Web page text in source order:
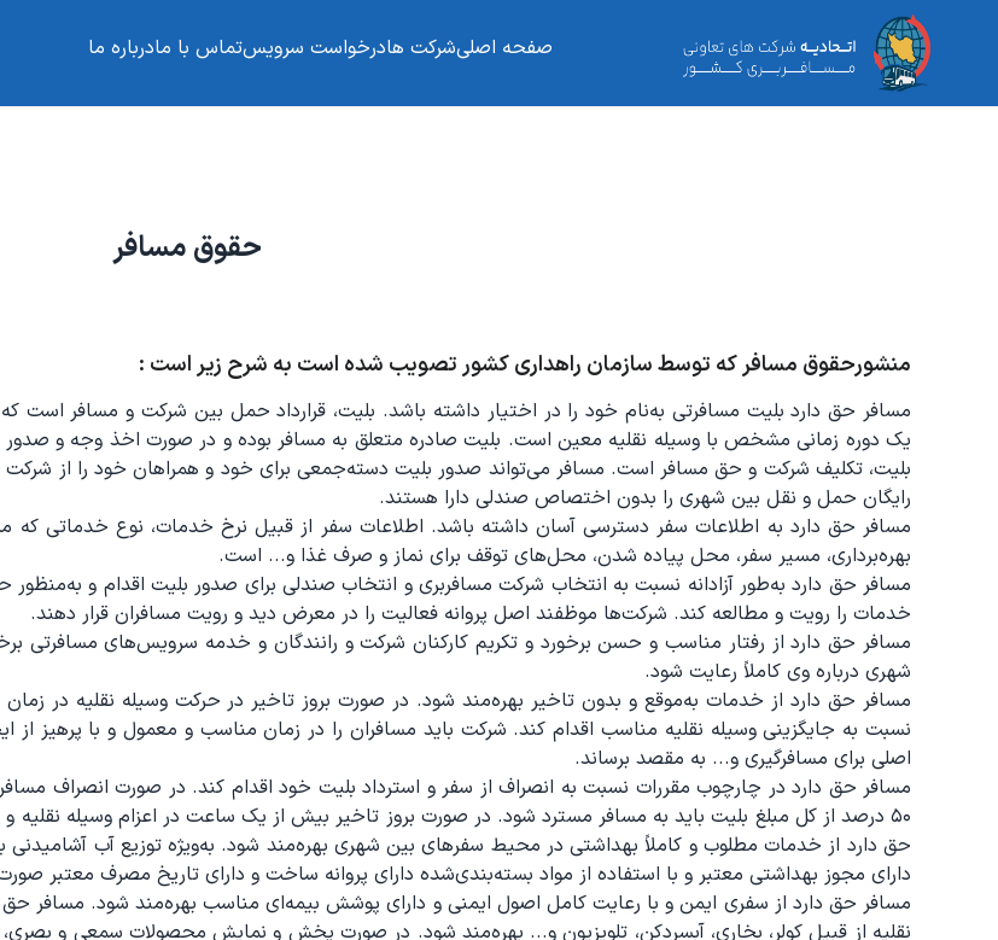
صفحه اصلیشرکت هادرخواست سرویستماس با مادرباره ما
حقوق مسافر
منشورحقوق مسافر که توسط سازمان راهداری کشور تصویب شده است به شرح زیر است :
مسافر حق دارد بلیت مسافرتی به‌نام خود را در اختیار داشته باشد. بلیت، قرارداد حمل بین شرکت و مسافر
یک دوره زمانی مشخص با وسیله نقلیه معین است. بلیت صادره متعلق به مسافر بوده و در صورت اخذ وجه و
رایگان حمل و نقل بین شهری را بدون اختصاص صندلی دارا هستند.
مسافر حق دارد به اطلاعات سفر دسترسی آسان داشته باشد. اطلاعات سفر از قبیل نرخ خدمات، نوع خدماتی که
بهره‌برداری، مسیر سفر، محل پیاده شدن، محل‌های توقف برای نماز و صرف غذا و... است.
مسافر حق دارد به‌طور آزادانه نسبت به انتخاب شرکت مسافربری و انتخاب صندلی برای صدور بلیت اقدام و به‌منظور
خدمات را رویت و مطالعه کند. شرکت‌ها موظفند اصل پروانه فعالیت را در معرض دید و رویت مسافران قرار دهند.
مسافر حق دارد از رفتار مناسب و حسن برخورد و تکریم کارکنان شرکت و رانندگان و خدمه سرویس‌های مسافرتی
شهری درباره وی کاملاً رعایت شود.
مسافر حق دارد از خدمات به‌موقع و بدون تاخیر بهره‌مند شود. در صورت بروز تاخیر در حرکت وسیله نقلیه در
نسبت به جایگزینی وسیله نقلیه مناسب اقدام کند. شرکت باید مسافران را در زمان مناسب و معمول و با پرهیز
اصلی برای مسافرگیری و... به مقصد برساند.
۵۰ درصد از کل مبلغ بلیت باید به مسافر مسترد شود. در صورت بروز تاخیر بیش از یک ساعت در اعزام وسیله
حق دارد از خدمات مطلوب و کاملاً بهداشتی در محیط سفرهای بین شهری بهره‌مند شود. به‌ویژه توزیع آب آشامیدنی
دارای مجوز بهداشتی معتبر و با استفاده از مواد بسته‌بندی‌شده دارای پروانه ساخت و دارای تاریخ مصرف معتبر
مسافر حق دارد از سفری ایمن و با رعایت کامل اصول ایمنی و دارای پوشش بیمه‌ای مناسب بهره‌مند شود. مسافر حق
نقلیه از قبیل کولر، بخاری، آبسردکن، تلویزیون و... بهره‌مند شود. در صورت پخش و نمایش محصولات سمعی و